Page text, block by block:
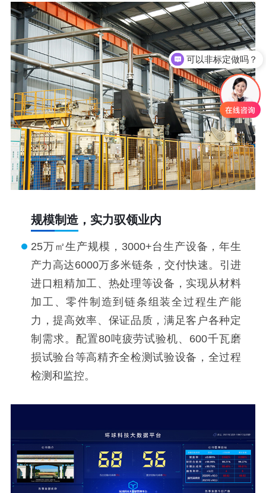
规模制造，实力驭领业内
25万㎡生产规模，3000+台生产设备，年生
产力高达6000万多米链条，交付快速。引进
进口粗精加工、热处理等设备，实现从材料
加工、零件制造到链条组装全过程生产能
力，提高效率、保证品质，满足客户各种定
制需求。配置80吨疲劳试验机、600千瓦磨
损试验台等高精齐全检测试验设备，全过程
检测和监控。
可以非标定做吗？